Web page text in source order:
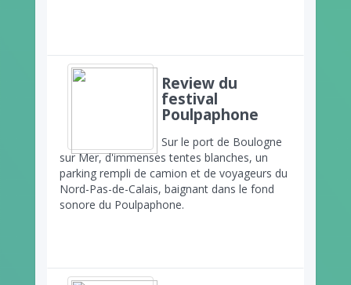
Review du
festival
Poulpaphone
Sur le port de Boulogne
sur Mer, d'immenses tentes blanches, un
parking rempli de camion et de voyageurs du
Nord-Pas-de-Calais, baignant dans le fond
sonore du Poulpaphone.